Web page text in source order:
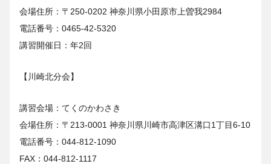
会場住所：〒250-0202 神奈川県小田原市上曽我2984
電話番号：0465-42-5320
講習開催日：年2回
【川崎北分会】
講習会場：てくのかわさき
会場住所：〒213-0001 神奈川県川崎市高津区溝口1丁目6-10
電話番号：044-812-1090
FAX：044-812-1117